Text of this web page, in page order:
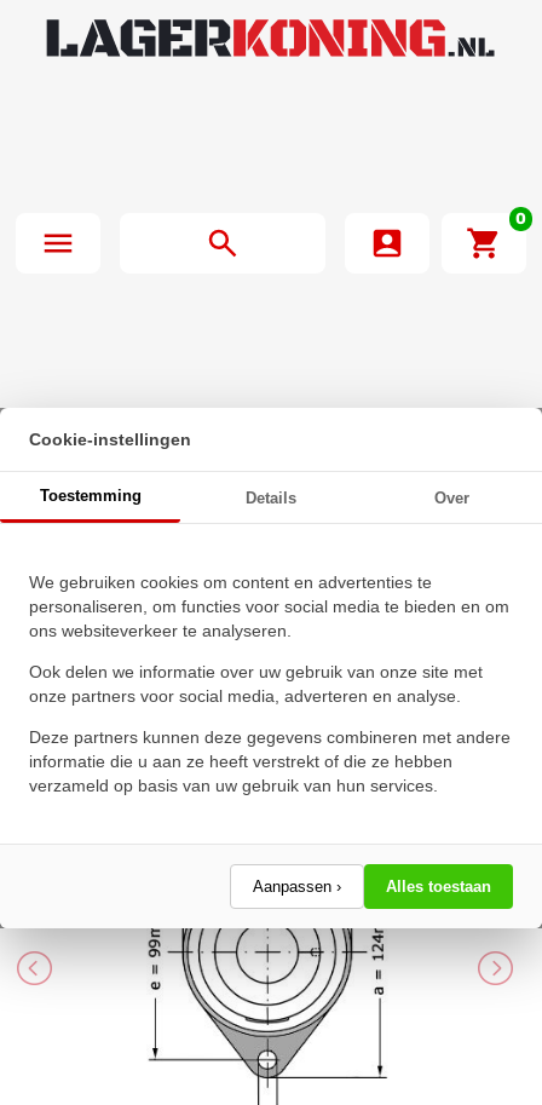
0
Beginpagina· INA Lagerblok Ovaal RCJTA25 N (25mm)
Cookie-instellingen
Toestemming Details Over
We gebruiken cookies om content en advertenties te
personaliseren, om functies voor social media te bieden en om
ons websiteverkeer te analyseren.
Ook delen we informatie over uw gebruik van onze site met
onze partners voor social media, adverteren en analyse.
Deze partners kunnen deze gegevens combineren met andere
informatie die u aan ze heeft verstrekt of die ze hebben
verzameld op basis van uw gebruik van hun services.
Aanpassen › Alles toestaan
(25mm)
★★★★
★★★★
Schrijf een review!